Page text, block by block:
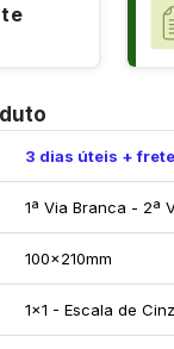
3 dias úteis + frete
1ª Via Branca - 2ª
100x210mm
1x1 - Escala de